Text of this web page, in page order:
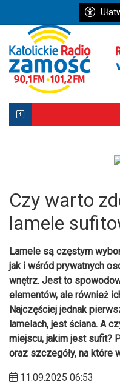
Przejdź do głównych treści
Przejdź do wyszukiwarki
Przejdź do głównego menu
Biłgoraj z
Powstała
Mniej wiernych w
Czy warto
lamele
Lamele są częstym
jak i wśród prywatnych
wnętrz. Jest to
elementów, ale również
Najczęściej jednak
lamelach, jest ściana. A
miejscu, jakim jest sufit?
oraz szczegóły, na które
11.09.2025 06:53